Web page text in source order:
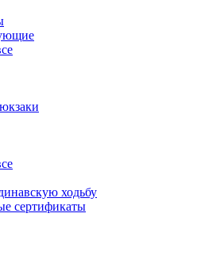
ходьбу
сертификаты